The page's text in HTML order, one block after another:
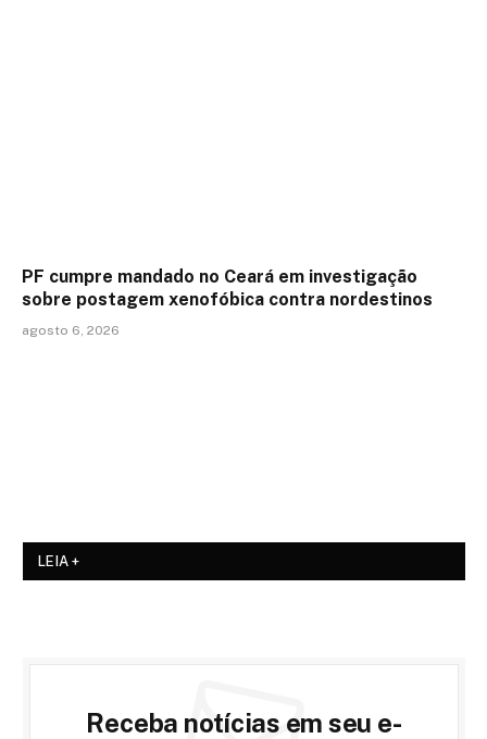
PF cumpre mandado no Ceará em investigação
sobre postagem xenofóbica contra nordestinos
agosto 6, 2026
LEIA +
Receba notícias em seu e-